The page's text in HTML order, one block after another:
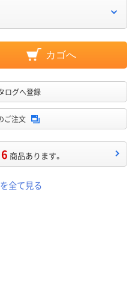
カゴへ
ログへ登録
ご注文
6 商品あります。
全て見る